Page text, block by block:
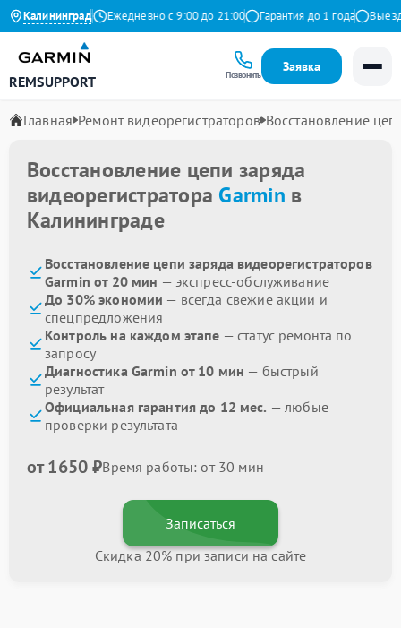
Калининград
4.9 на Яндекс Ежедневно с 9:00 до 21:00 Гарантия до 1 года Выезд
REMSUPPORT Позвонить
Заявка
Главная Ремонт видеорегистраторов Восстановление
Восстановление цепи заряда
видеорегистратора Garmin в
Калининграде
Восстановление цепи заряда видеорегистраторов
Garmin от 20 мин — экспресс-обслуживание
До 30% экономии — всегда свежие акции и
спецпредложения
Контроль на каждом этапе — статус ремонта по
запросу
Диагностика Garmin от 10 мин — быстрый
результат
Официальная гарантия до 12 мес. — любые
проверки результата
от 1650 ₽Время работы: от 30 мин
Записаться
Скидка 20% при записи на сайте